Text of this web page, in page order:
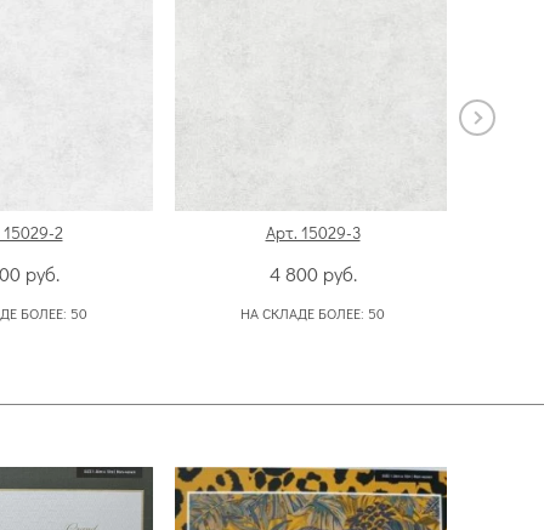
2
руб.
БОЛЕЕ: 50
Арт. 15029-3
4 800 руб.
НА СКЛАДЕ БОЛЕЕ: 50